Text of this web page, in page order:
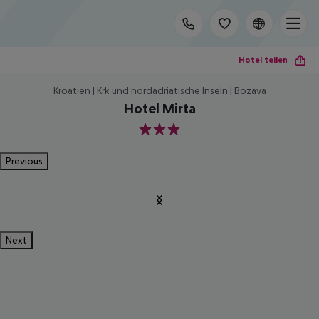
Hotel teilen
Kroatien | Krk und nordadriatische Inseln | Bozava
Hotel Mirta
3
Previous
Next